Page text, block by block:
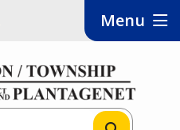
Menu